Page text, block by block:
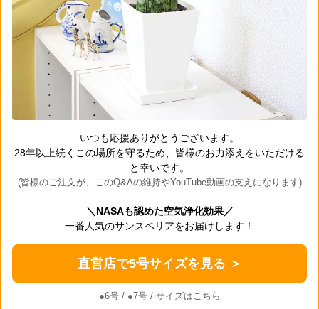
いつも応援ありがとうございます。
28年以上続くこの場所を守るため、皆様のお力添えをいただける
と幸いです。
(皆様のご注文が、このQ&Aの維持やYouTube動画の支えになります)
＼NASAも認めた空気浄化効果／
一番人気のサンスベリアをお届けします！
直営店で5号サイズを見る ＞
●6号/ ●7号/ サイズはこちら